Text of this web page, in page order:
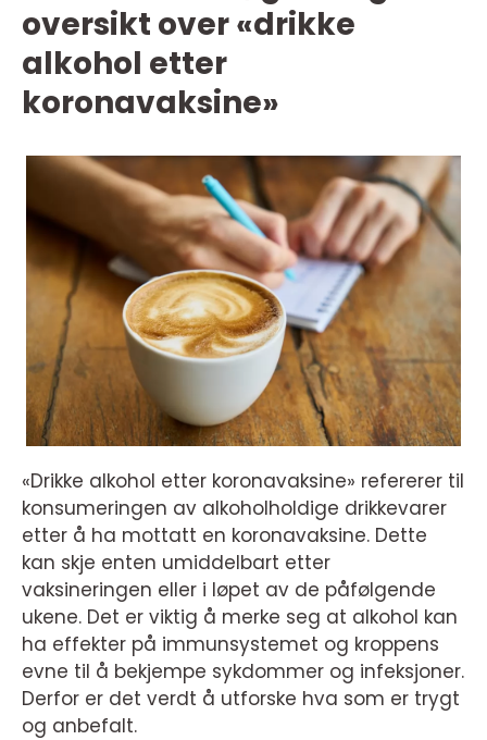
oversikt over «drikke
alkohol etter
koronavaksine»
«Drikke alkohol etter koronavaksine» refererer til
konsumeringen av alkoholholdige drikkevarer
etter å ha mottatt en koronavaksine. Dette
kan skje enten umiddelbart etter
vaksineringen eller i løpet av de påfølgende
ukene. Det er viktig å merke seg at alkohol kan
ha effekter på immunsystemet og kroppens
evne til å bekjempe sykdommer og infeksjoner.
Derfor er det verdt å utforske hva som er trygt
og anbefalt.